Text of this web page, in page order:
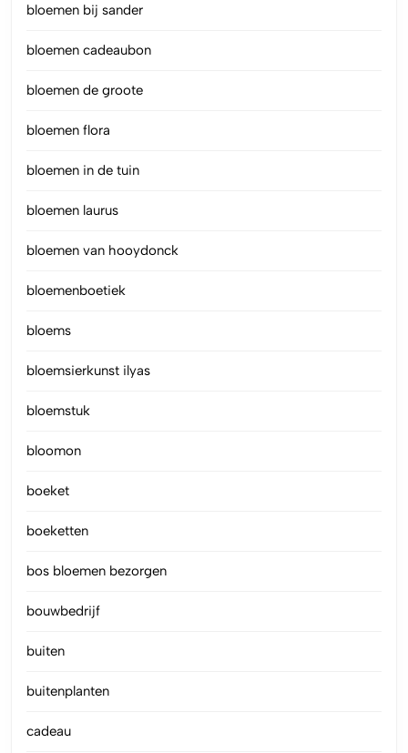
bloemen bij sander
bloemen cadeaubon
bloemen de groote
bloemen flora
bloemen in de tuin
bloemen laurus
bloemen van hooydonck
bloemenboetiek
bloems
bloemsierkunst ilyas
bloemstuk
bloomon
boeket
boeketten
bos bloemen bezorgen
bouwbedrijf
buiten
buitenplanten
cadeau